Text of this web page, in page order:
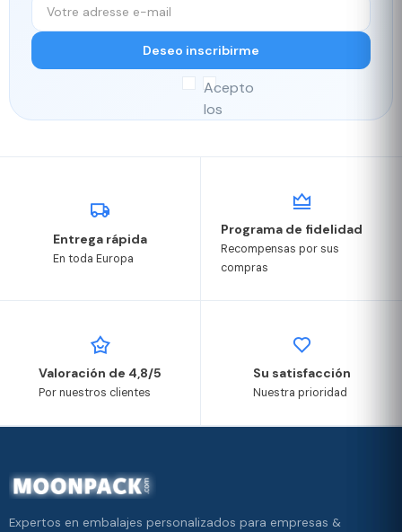
Deseo inscribirme
Acepto
los
y
política
Entrega rápida
En toda Europa
Programa de fidelidad
Recompensas por sus
compras
Valoración de 4,8/5
Por nuestros clientes
Su satisfacción
Nuestra prioridad
Expertos en embalajes personalizados para empresas &